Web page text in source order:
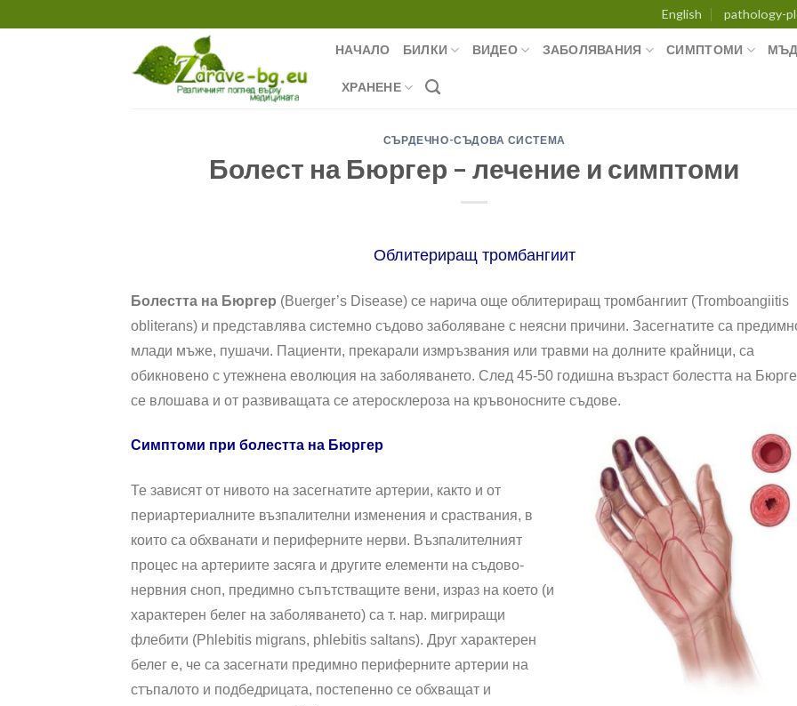
English pathology-
НАЧАЛО БИЛКИ ВИДЕО ЗАБОЛЯВАНИЯ СИМПТОМИ
ХРАНЕНЕ
СЪРДЕЧНО-СЪДОВА СИСТЕМА
Болест на Бюргер – лечение и симптоми
Облитериращ тромбангиит
Болестта на Бюргер (Buerger’s Disease) се нарича още облитериращ тромбангиит (Tromboangiitis
obliterans) и представлява системно съдово заболяване с неясни причини. Засегнатите са
млади мъже, пушачи. Пациенти, прекарали измръзвания или травми на долните крайници, са
обикновено с утежнена еволюция на заболяването. След 45-50 годишна възраст болестта на
се влошава и от развиващата се атеросклероза на кръвоносните съдове.
Симптоми при болестта на Бюргер
Те зависят от нивото на засег­натите артерии, както и от
периартериалните възпалителни изменения и сраства­ния, в
които са обхванати и периферните нерви. Възпалител­ният
процес на артериите засяга и другите елементи на съдово-
нервния сноп, пре­димно съпътстващите вени, израз на което (и
характерен белег на заболяването) са т. нар. мигриращи
флебити (Phlebitis migrans, phlebitis saltans). Друг ха­рактерен
белег е, че са засегнати предим­но периферните артерии на
стъпалото и подбедрицата, постепенно се обхващат и